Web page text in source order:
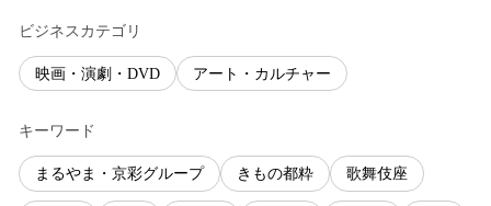
ビジネスカテゴリ
映画・演劇・DVD アート・カルチャー
キーワード
まるやま・京彩グループ きもの都粋 歌舞伎座